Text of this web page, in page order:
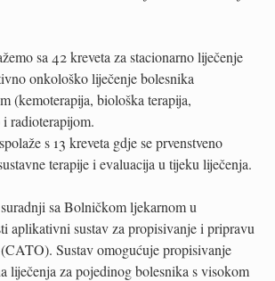
sa 42 kreveta za stacionarno liječenje
onkološko liječenje bolesnika
(kemoterapija, biološka terapija,
radioterapijom.
s 13 kreveta gdje se prvenstveno
terapije i evaluacija u tijeku liječenja.
sa Bolničkom ljekarnom u
aplikativni sustav za propisivanje i pripravu
Sustav omogućuje propisivanje
liječenja za pojedinog bolesnika s visokom